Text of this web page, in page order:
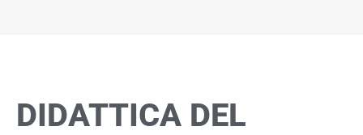
DIDATTICA DEL